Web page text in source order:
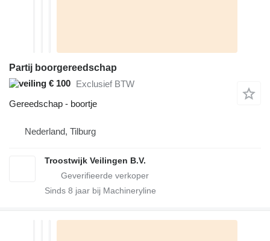
Partij boorgereedschap
€ 100
Exclusief BTW
Gereedschap - boortje
Nederland, Tilburg
Troostwijk Veilingen B.V.
Sinds 8 jaar bij Machineryline